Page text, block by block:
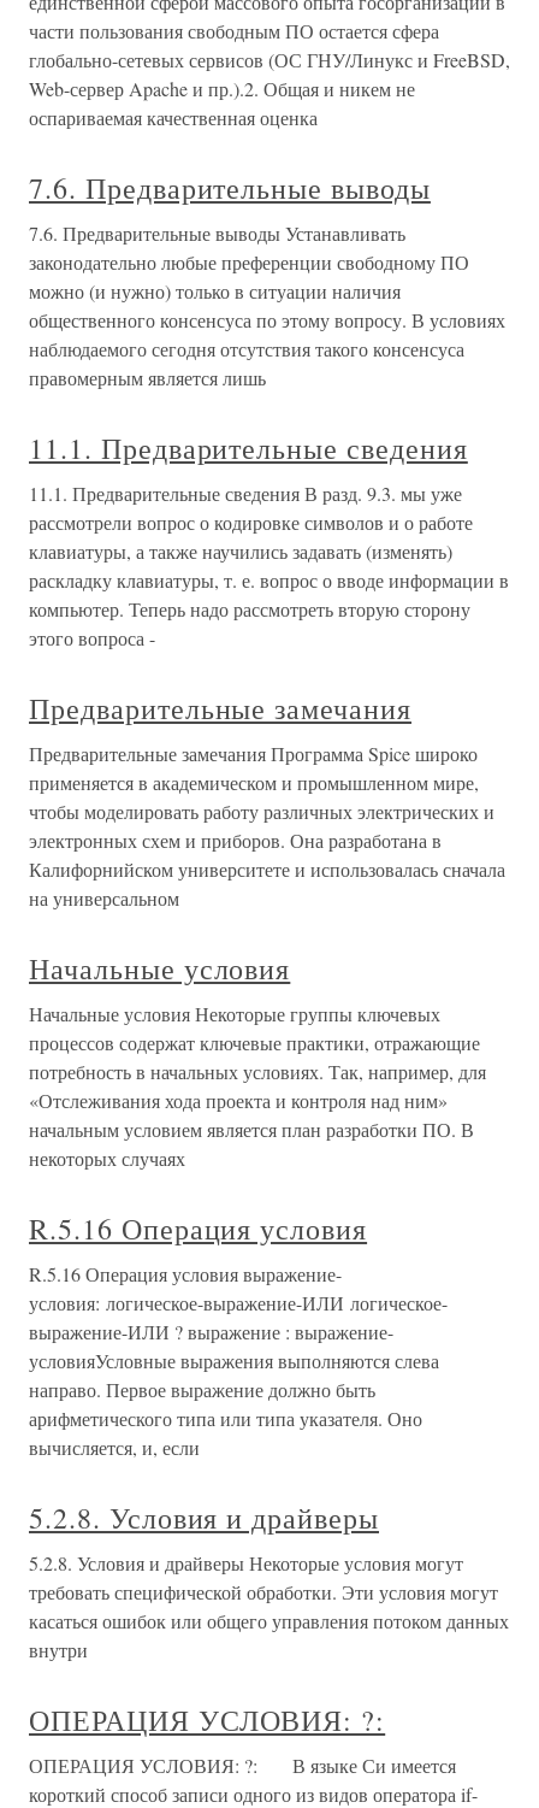
части пользования свободным ПО остается сфера
глобально-сетевых сервисов (ОС ГНУ/Линукс и FreeBSD,
Web-сервер Apache и пр.).2. Общая и никем не
оспариваемая качественная оценка
7.6. Предварительные выводы
7.6. Предварительные выводы Устанавливать
законодательно любые преференции свободному ПО
можно (и нужно) только в ситуации наличия
общественного консенсуса по этому вопросу. В условиях
наблюдаемого сегодня отсутствия такого консенсуса
правомерным является лишь
11.1. Предварительные сведения
11.1. Предварительные сведения В разд. 9.3. мы уже
рассмотрели вопрос о кодировке символов и о работе
клавиатуры, а также научились задавать (изменять)
раскладку клавиатуры, т. е. вопрос о вводе информации в
компьютер. Теперь надо рассмотреть вторую сторону
этого вопроса -
Предварительные замечания
Предварительные замечания Программа Spice широко
применяется в академическом и промышленном мире,
чтобы моделировать работу различных электрических и
электронных схем и приборов. Она разработана в
Калифорнийском университете и использовалась сначала
на универсальном
Начальные условия
Начальные условия Некоторые группы ключевых
процессов содержат ключевые практики, отражающие
потребность в начальных условиях. Так, например, для
«Отслеживания хода проекта и контроля над ним»
начальным условием является план разработки ПО. В
некоторых случаях
R.5.16 Операция условия
R.5.16 Операция условия выражение-
условия: логическое-выражение-ИЛИ логическое-
выражение-ИЛИ ? выражение : выражение-
условияУсловные выражения выполняются слева
направо. Первое выражение должно быть
арифметического типа или типа указателя. Оно
вычисляется, и, если
5.2.8. Условия и драйверы
5.2.8. Условия и драйверы Некоторые условия могут
требовать специфической обработки. Эти условия могут
касаться ошибок или общего управления потоком данных
внутри
ОПЕРАЦИЯ УСЛОВИЯ: ?:
ОПЕРАЦИЯ УСЛОВИЯ: ?: В языке Си имеется
короткий способ записи одного из видов оператора if-